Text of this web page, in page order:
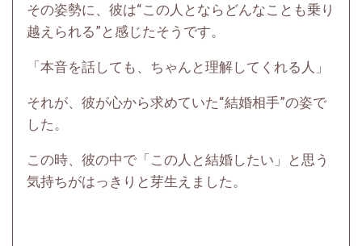
その姿勢に、彼は“この人とならどんなことも乗り
越えられる”と感じたそうです。
「本音を話しても、ちゃんと理解してくれる人」
それが、彼が心から求めていた“結婚相手”の姿で
した。
この時、彼の中で「この人と結婚したい」と思う
気持ちがはっきりと芽生えました。